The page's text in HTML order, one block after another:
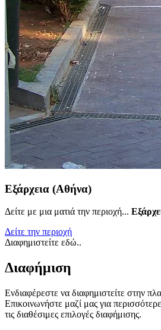
Εξάρχεια (Αθήνα)
Δείτε με μια ματιά την περιοχή...
Δείτε την περιοχή
Διαφημιστείτε εδώ..
Διαφήμιση
Ενδιαφέρεστε να διαφημιστείτε στην
Επικοινωνήστε μαζί μας για
τις διαθέσιμες επιλογές διαφήμισης.